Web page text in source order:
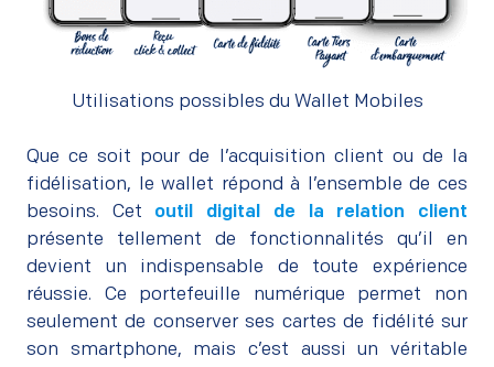
Utilisations possibles du Wallet Mobiles
Que ce soit pour de l’acquisition client ou de
la
fidélisation, le wallet répond à l’ensemble de ces
besoins. Cet outil digital de la relation client
présente tellement de fonctionnalités qu’il en
devient un indispensable de toute expérience
réussie. Ce portefeuille numérique permet non
seulement de conserver ses cartes de fidélité sur
son smartphone, mais c’est aussi un véritable